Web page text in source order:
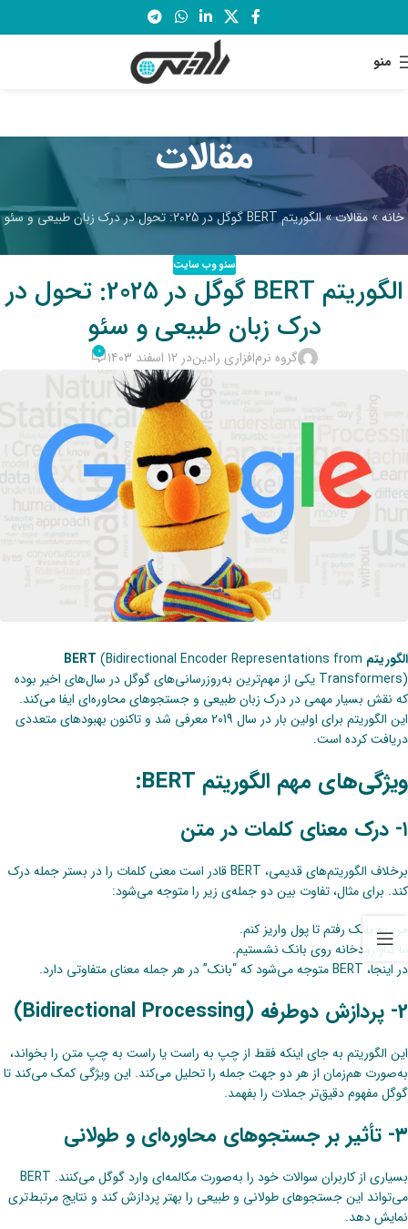
منو
مقالات
خانه»مقالات»الگوریتم BERT گوگل در 2025: تحول در درک زبان طبیعی و سئو
سئو وب سایت
الگوریتم BERT گوگل در 2025: تحول در
درک زبان طبیعی و سئو
گروه نرم‌افزاری رادیندر ۱۲ اسفند ۱۴۰۳ ۰
الگوریتم BERT (Bidirectional Encoder Representations from
Transformers) یکی از مهم‌ترین به‌روزرسانی‌های گوگل در سال‌های اخیر بوده
که نقش بسیار مهمی در درک زبان طبیعی و جستجوهای محاوره‌ای ایفا می‌کند.
این الگوریتم برای اولین بار در سال 2019 معرفی شد و تاکنون بهبودهای متعددی
دریافت کرده است.
ویژگی‌های مهم الگوریتم BERT:
۱- درک معنای کلمات در متن
برخلاف الگوریتم‌های قدیمی، BERT قادر است معنی کلمات را در بستر جمله درک
کند. برای مثال، تفاوت بین دو جمله‌ی زیر را متوجه می‌شود:
من به بانک رفتم تا پول واریز کنم.
ما کنار رودخانه روی بانک نشستیم.
در اینجا، BERT متوجه می‌شود که “بانک” در هر جمله معنای متفاوتی دارد.
2- پردازش دوطرفه (Bidirectional Processing)
این الگوریتم به جای اینکه فقط از چپ به راست یا راست به چپ متن را بخواند،
به‌صورت هم‌زمان از هر دو جهت جمله را تحلیل می‌کند. این ویژگی کمک می‌کند تا
گوگل مفهوم دقیق‌تر جملات را بفهمد.
۳- تأثیر بر جستجوهای محاوره‌ای و طولانی
بسیاری از کاربران سوالات خود را به‌صورت مکالمه‌ای وارد گوگل می‌کنند. BERT
می‌تواند این جستجوهای طولانی و طبیعی را بهتر پردازش کند و نتایج مرتبط‌تری
نمایش دهد.